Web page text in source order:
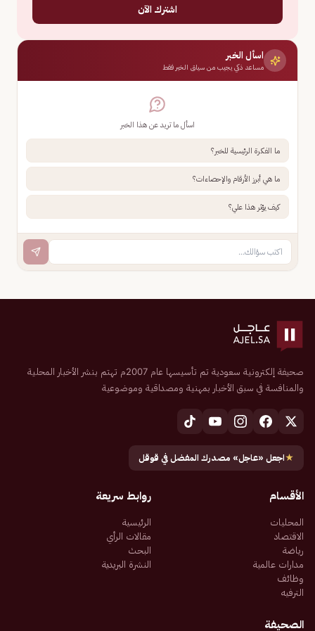
اشترك الآن
اسأل الخبر
مساعد ذكي يجيب من سياق الخبر فقط
اسأل ما تريد عن هذا الخبر
ما الفكرة الرئيسية للخبر؟
ما هي أبرز الأرقام والإحصاءات؟
كيف يؤثر هذا علي؟
صحيفة إلكترونية سعودية تم تأسيسها عام 2007م تهتم بنشر الأخبار المحلية
والمنافسة في سبق الأخبار بمهنية ومصداقية وموضوعية
★اجعل «عاجل» مصدرك المفضل في قوقل
الأقسام
المحليات
الاقتصاد
رياضة
مدارات عالمية
وظائف
الترفيه
روابط سريعة
الرئيسية
مقالات الرأي
البحث
النشرة البريدية
الصحيفة